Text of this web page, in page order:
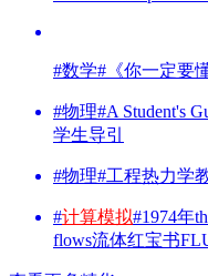
#数学#《你一定要
#物理#A Student's
学生导引
#物理#工程热力学
#计算模拟#1974年
flows流体红宝书